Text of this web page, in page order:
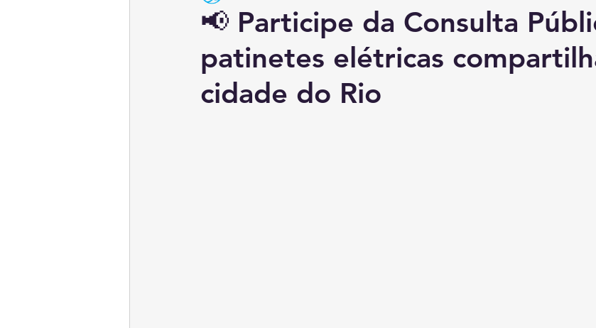
📢 Participe da Consulta
patinetes elétricas
cidade do Rio